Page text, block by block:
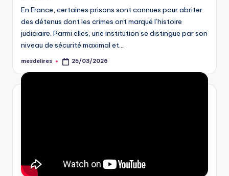
En France, certaines prisons sont connues pour abriter
des détenus dont les crimes ont marqué l’histoire
judiciaire. Parmi elles, une institution se distingue par son
niveau de sécurité maximal et…
Posted
mesdelires 25/03/2026